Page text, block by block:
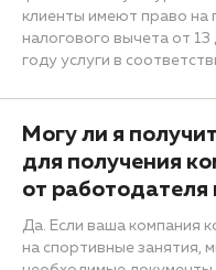
клиенты имеют право на
налогового вычета от
году услуги в
Могу ли я
для получения
от работодателя
Да. Если ваша компания
на спортивные занятия,